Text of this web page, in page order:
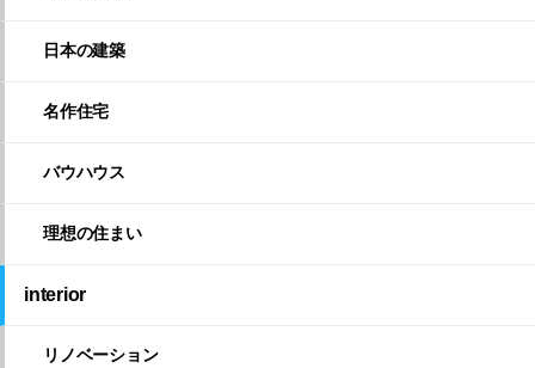
日本の建築
名作住宅
バウハウス
理想の住まい
interior
リノベーション